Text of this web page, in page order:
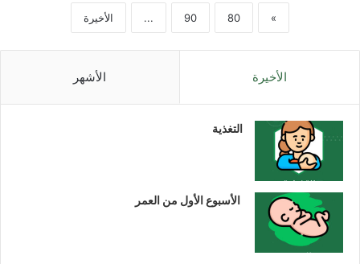
»
80
90
... الأخيرة
الأخيرة الأشهر
التغذية
الأسبوع الأول من العمر